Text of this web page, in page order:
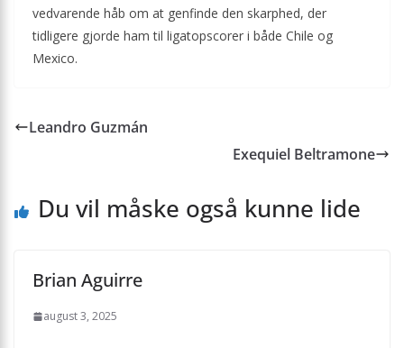
vedvarende håb om at genfinde den skarphed, der
tidligere gjorde ham til ligatopscorer i både Chile og
Mexico.
Leandro Guzmán
Exequiel Beltramone
Du vil måske også kunne lide
Brian Aguirre
august 3, 2025